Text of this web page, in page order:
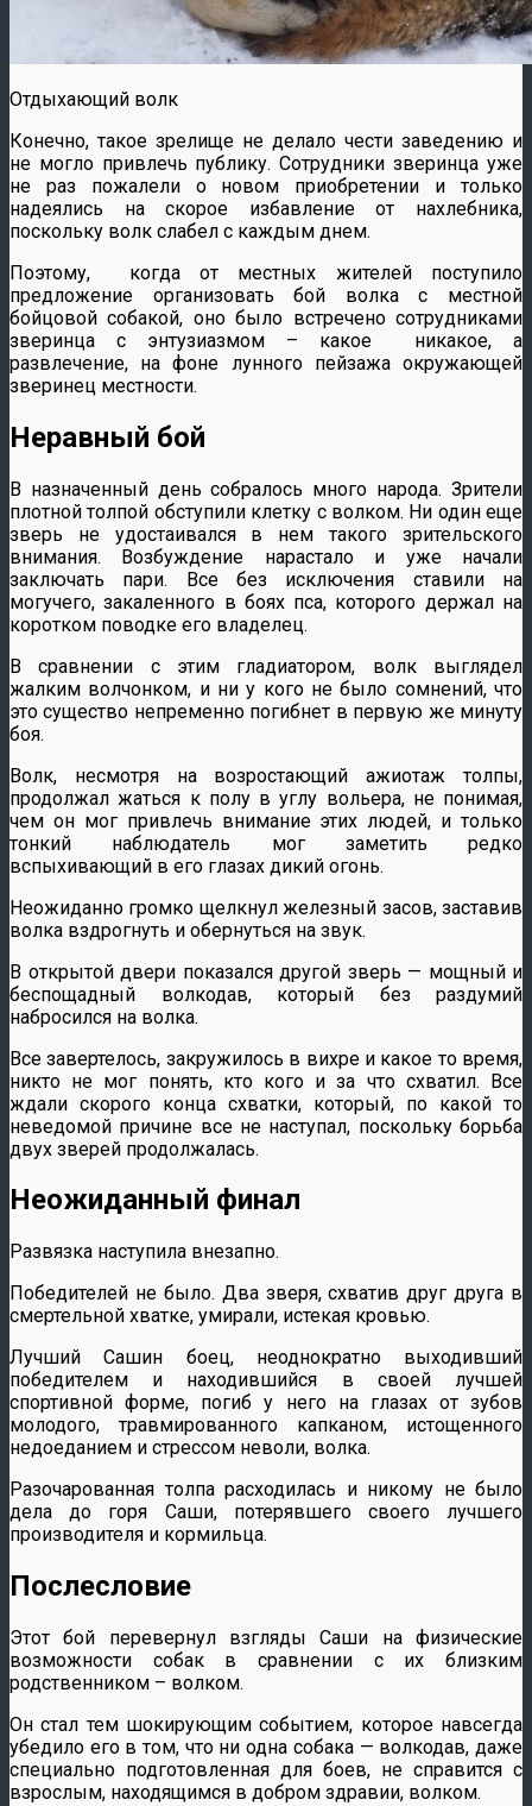
Отдыхающий волк
Конечно, такое зрелище не делало чести заведению и
не могло привлечь публику. Сотрудники зверинца уже
не раз пожалели о новом приобретении и только
надеялись на скорое избавление от нахлебника,
поскольку волк слабел с каждым днем.
Поэтому, когда от местных жителей поступило
предложение организовать бой волка с местной
бойцовой собакой, оно было встречено сотрудниками
зверинца с энтузиазмом – какое никакое, а
развлечение, на фоне лунного пейзажа окружающей
зверинец местности.
Неравный бой
В назначенный день собралось много народа. Зрители
плотной толпой обступили клетку с волком. Ни один еще
зверь не удостаивался в нем такого зрительского
внимания. Возбуждение нарастало и уже начали
заключать пари. Все без исключения ставили на
могучего, закаленного в боях пса, которого держал на
коротком поводке его владелец.
В сравнении с этим гладиатором, волк выглядел
жалким волчонком, и ни у кого не было сомнений, что
это существо непременно погибнет в первую же минуту
боя.
Волк, несмотря на возростающий ажиотаж толпы,
продолжал жаться к полу в углу вольера, не понимая,
чем он мог привлечь внимание этих людей, и только
тонкий наблюдатель мог заметить редко
вспыхивающий в его глазах дикий огонь.
Неожиданно громко щелкнул железный засов, заставив
волка вздрогнуть и обернуться на звук.
В открытой двери показался другой зверь — мощный и
беспощадный волкодав, который без раздумий
набросился на волка.
Все завертелось, закружилось в вихре и какое то время,
никто не мог понять, кто кого и за что схватил. Все
ждали скорого конца схватки, который, по какой то
неведомой причине все не наступал, поскольку борьба
двух зверей продолжалась.
Неожиданный финал
Развязка наступила внезапно.
Победителей не было. Два зверя, схватив друг друга в
смертельной хватке, умирали, истекая кровью.
Лучший Сашин боец, неоднократно выходивший
победителем и находившийся в своей лучшей
спортивной форме, погиб у него на глазах от зубов
молодого, травмированного капканом, истощенного
недоеданием и стрессом неволи, волка.
Разочарованная толпа расходилась и никому не было
дела до горя Саши, потерявшего своего лучшего
производителя и кормильца.
Послесловие
Этот бой перевернул взгляды Саши на физические
возможности собак в сравнении с их близким
родственником – волком.
Он стал тем шокирующим событием, которое навсегда
убедило его в том, что ни одна собака — волкодав, даже
специально подготовленная для боев, не справится с
взрослым, находящимся в добром здравии, волком.